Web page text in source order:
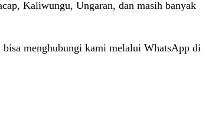
Kaliwungu, Ungaran, dan masih banyak
bisa menghubungi kami melalui WhatsApp di